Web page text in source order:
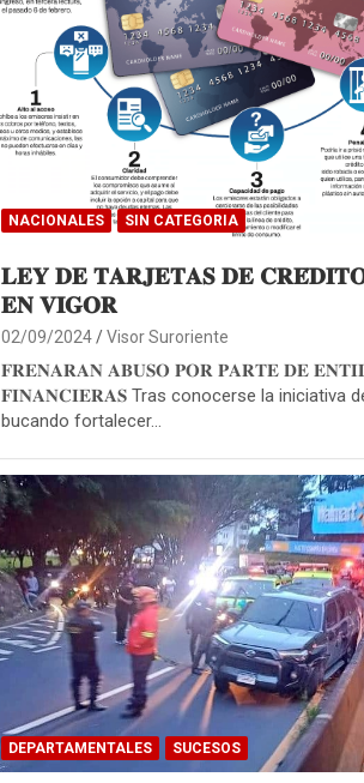
NACIONALES SIN CATEGORIA
𝐋𝐄𝐘 𝐃𝐄 𝐓𝐀𝐑𝐉𝐄𝐓𝐀𝐒 𝐃𝐄
𝐄𝐍 𝐕𝐈𝐆𝐎𝐑
02/09/2024 Visor Suroriente
𝐅𝐑𝐄𝐍𝐀𝐑𝐀𝐍 𝐀𝐁𝐔𝐒𝐎 𝐏𝐎𝐑 𝐏𝐀𝐑𝐓𝐄 𝐃𝐄
𝐅𝐈𝐍𝐀𝐍𝐂𝐈𝐄𝐑𝐀𝐒 Tras conocerse la iniciativa
bucando fortalecer…
DEPARTAMENTALES SUCESOS